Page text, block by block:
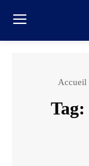
Accueil
Tag: